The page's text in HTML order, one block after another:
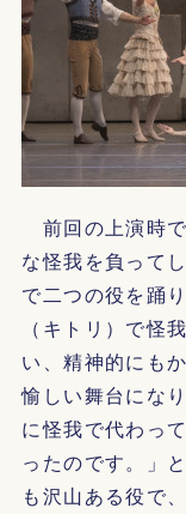
前回の上演時
な怪我を負って
で二つの役を踊
（キトリ）で怪
い、精神的にも
愉しい舞台にな
に怪我で代わっ
ったのです。」
も沢山ある役で